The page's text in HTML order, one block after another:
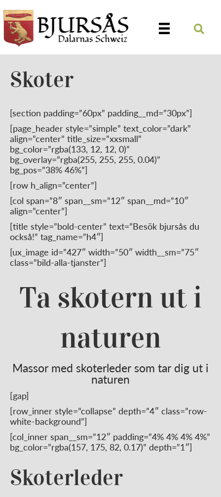
Skoter
[section padding=”60px” padding__md=”30px”]
[page_header style=”simple” text_color=”dark”
align=”center” title_size=”xxsmall”
bg_color=”rgba(133, 12, 12, 0)”
bg_overlay=”rgba(255, 255, 255, 0.04)”
bg_pos=”38% 46%”]
[row h_align=”center”]
[col span=”8″ span__sm=”12″ span__md=”10″
align=”center”]
[title style=”bold-center” text=”Besök bjursås du
också!” tag_name=”h4″]
[ux_image id=”427″ width=”50″ width__sm=”75″
class=”bild-alla-tjanster”]
Ta skotern ut i
naturen
Massor med skoterleder som tar dig ut i
naturen
[gap]
[row_inner style=”collapse” depth=”4″ class=”row-
white-background”]
[col_inner span__sm=”12″ padding=”4% 4% 4% 4%”
bg_color=”rgba(157, 175, 82, 0.17)” depth=”1″]
Skoterleder